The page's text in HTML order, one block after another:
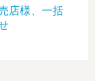
店様、一括